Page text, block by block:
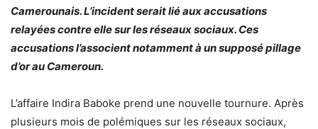
Camerounais.L’incident serait lié aux accusations
relayées contre elle sur les réseaux sociaux. Ces
accusations l’associent notamment à un supposé pillage
d’or au Cameroun.
L’affaire Indira Baboke prend une nouvelle tournure. Après
plusieurs mois de polémiques sur les réseaux sociaux,